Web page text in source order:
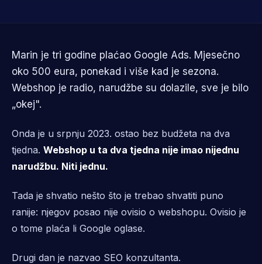
Marin je tri godine plaćao Google Ads. Mjesečno
oko 500 eura, ponekad i više kad je sezona.
Webshop je radio, narudžbe su dolazile, sve je bilo
„okej".
Onda je u srpnju 2023. ostao bez budžeta na dva
tjedna. Webshop u ta dva tjedna nije imao nijednu
narudžbu. Niti jednu.
Tada je shvatio nešto što je trebao shvatiti puno
ranije: njegov posao nije ovisio o webshopu. Ovisio je
o tome plaća li Google oglase.
Drugi dan je nazvao SEO konzultanta.